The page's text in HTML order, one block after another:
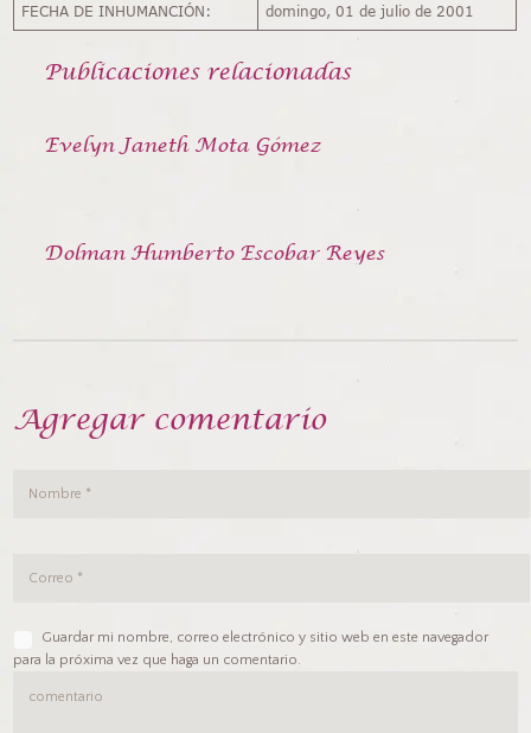
FECHA DE INHUMANCIÓN: domingo, 01 de julio de 2001
Publicaciones relacionadas
Evelyn Janeth Mota Gómez
Dolman Humberto Escobar Reyes
Agregar comentario
Guardar mi nombre, correo electrónico y sitio web en este navegador
para la próxima vez que haga un comentario.